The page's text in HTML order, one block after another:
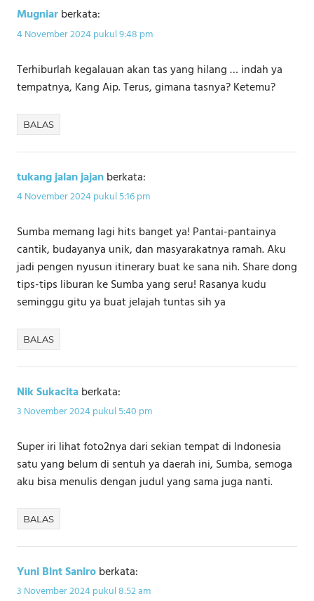
Mugniarberkata:
4 November 2024 pukul 9:48 pm
Terhiburlah kegalauan akan tas yang hilang … indah ya
tempatnya, Kang Aip. Terus, gimana tasnya? Ketemu?
BALAS
tukang jalan jajanberkata:
4 November 2024 pukul 5:16 pm
Sumba memang lagi hits banget ya! Pantai-pantainya
cantik, budayanya unik, dan masyarakatnya ramah. Aku
jadi pengen nyusun itinerary buat ke sana nih. Share dong
tips-tips liburan ke Sumba yang seru! Rasanya kudu
seminggu gitu ya buat jelajah tuntas sih ya
BALAS
Nik Sukacitaberkata:
3 November 2024 pukul 5:40 pm
Super iri lihat foto2nya dari sekian tempat di Indonesia
satu yang belum di sentuh ya daerah ini, Sumba, semoga
aku bisa menulis dengan judul yang sama juga nanti.
BALAS
Yuni Bint Saniroberkata:
3 November 2024 pukul 8:52 am